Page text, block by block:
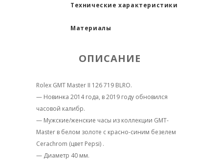
Технические характеристики
Материалы
ОПИСАНИЕ
Rolex GMT Master II 126 719 BLRO.
— Новинка 2014 года, в 2019 году обновился
часовой калибр.
— Мужские/женские часы из коллекции GMT-
Master в белом золоте с красно-синим безелем
Cerachrom (цвет Pepsi) .
— Диаметр 40 мм.